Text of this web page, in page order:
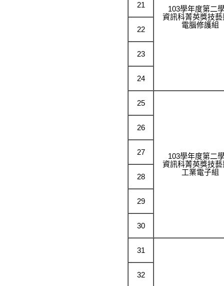
103學年度第二
資訊科菁英獎技
電腦修護組
21
22
23
24
25
103學年度第二
資訊科菁英獎技
工業電子組
26
27
28
29
30
31
32